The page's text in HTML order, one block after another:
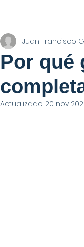
Por qué
Juan Francisco
Actualizado: 20 nov